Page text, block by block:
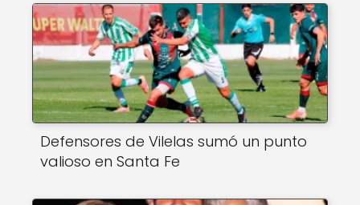
Defensores de Vilelas sumó un punto
valioso en Santa Fe